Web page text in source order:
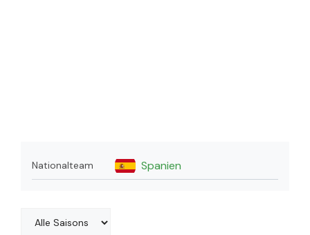
Nationalteam Spanien